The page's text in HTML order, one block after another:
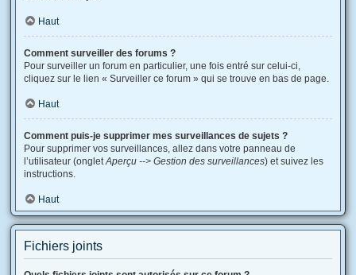
Haut
Comment surveiller des forums ?
Pour surveiller un forum en particulier, une fois entré sur celui-ci,
cliquez sur le lien « Surveiller ce forum » qui se trouve en bas de page.
Haut
Comment puis-je supprimer mes surveillances de sujets ?
Pour supprimer vos surveillances, allez dans votre panneau de
l’utilisateur (ongletAperçu --> Gestion des surveillances) et suivez les
instructions.
Haut
Fichiers joints